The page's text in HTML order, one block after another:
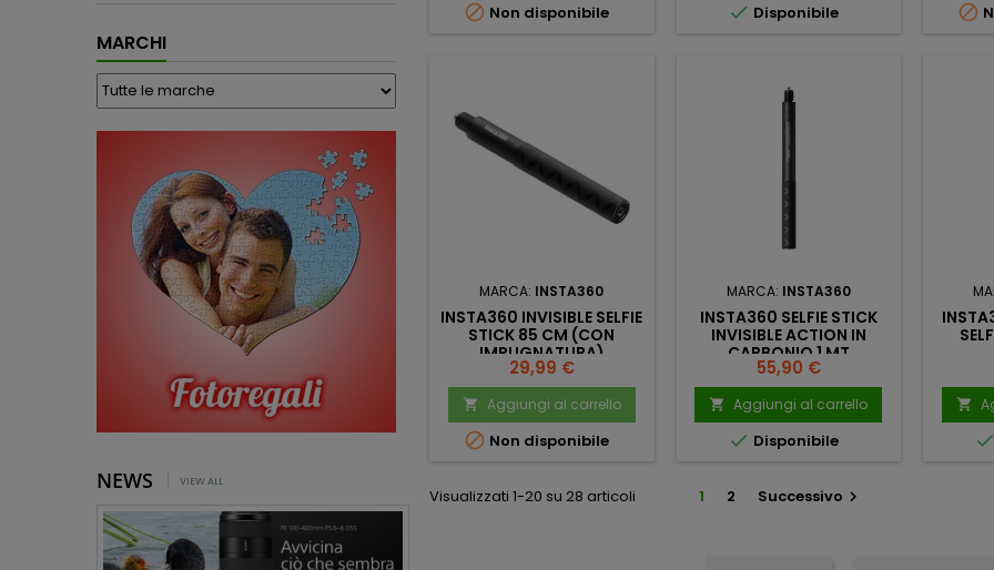
MARCHI
NEWS VIEW ALL
 Non disponibile  Disponibile 
MARCA: INSTA360
INSTA360 INVISIBLE SELFIE
STICK 85 CM (CON
IMPUGNATURA)
Prezzo
29,99 €
 Aggiungi al carrello
 Non disponibile
MARCA: INSTA360
INSTA360 SELFIE STICK
INVISIBLE ACTION IN
CARBONIO 1 MT
Prezzo
55,90 €
 Aggiungi al carrello
 Disponibile

Visualizzati 1-20 su 28 articoli 1 2 Successivo 